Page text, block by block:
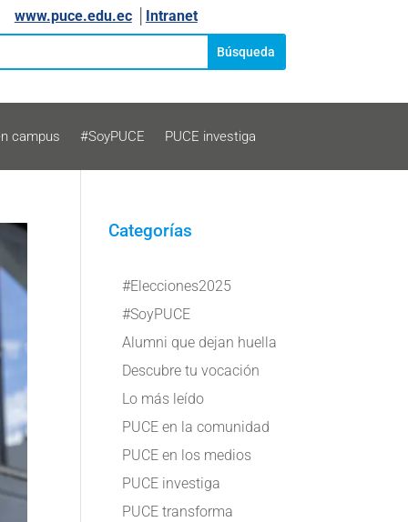
www.puce.edu.ec│ Intranet
campus #SoyPUCE PUCE investiga
Categorías
#Elecciones2025
#SoyPUCE
Alumni que dejan huella
Descubre tu vocación
Lo más leído
PUCE en la comunidad
PUCE en los medios
PUCE investiga
PUCE transforma